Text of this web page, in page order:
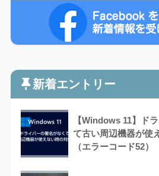
新着エントリー
【Windows 11】ド
て古い周辺機器が使
（エラーコード52）